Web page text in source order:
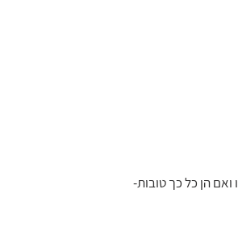
ואם הן כל כך טובות-